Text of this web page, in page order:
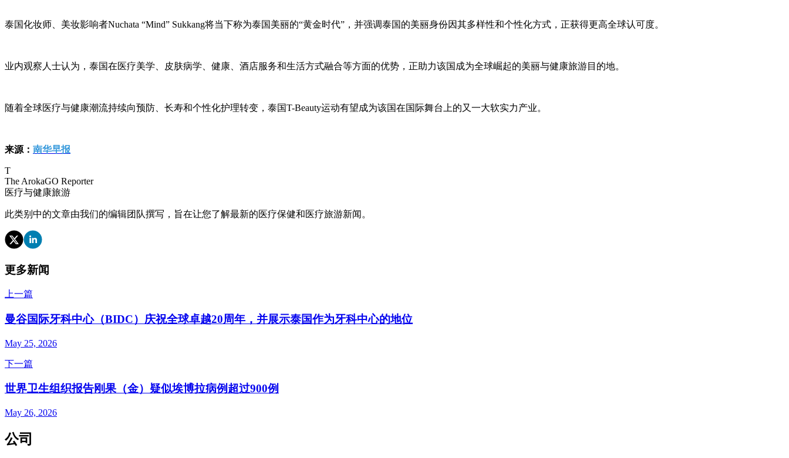
泰国化妆师、美妆影响者Nuchata “Mind” Sukkang将当下称为泰国美丽的“黄金时代”，并强调泰国的美丽身份因其多样性和个性化方式，正获得更高全球认可度。
业内观察人士认为，泰国在医疗美学、皮肤病学、健康、酒店服务和生活方式融合等方面的优势，正助力该国成为全球崛起的美丽与健康旅游目的地。
随着全球医疗与健康潮流持续向预防、长寿和个性化护理转变，泰国T-Beauty运动有望成为该国在国际舞台上的又一大软实力产业。
来源： 南华早报
T
The ArokaGO Reporter
医疗与健康旅游
此类别中的文章由我们的编辑团队撰写，旨在让您了解最新的医疗保健和医疗旅游新闻。
更多新闻
上一篇
曼谷国际牙科中心（BIDC）庆祝全球卓越20周年，并展示泰国作为牙科中心的地位
May 25, 2026
下一篇
世界卫生组织报告刚果（金）疑似埃博拉病例超过900例
May 26, 2026
公司